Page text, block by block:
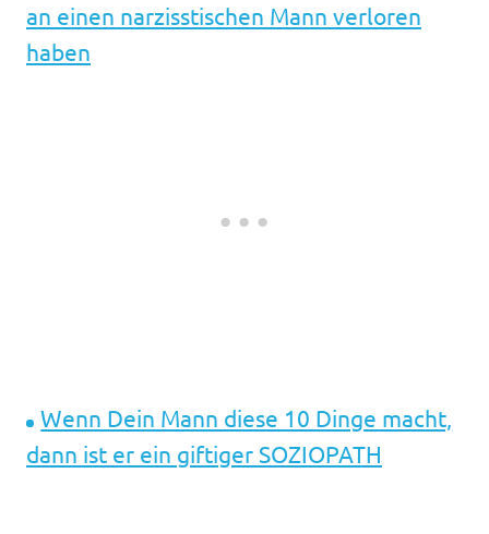
an einen narzisstischen Mann verloren
haben
Wenn Dein Mann diese 10 Dinge macht,
dann ist er ein giftiger SOZIOPATH